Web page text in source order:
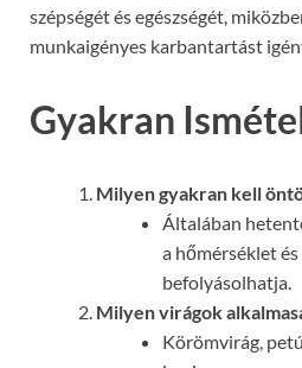
szépségét és egészségét,
munkaigényes karbantartást
Gyakran
Milyen gyakran kell
Általában
a hőmérséklet
befolyásolhatja.
Milyen virágok
Körömvirág,